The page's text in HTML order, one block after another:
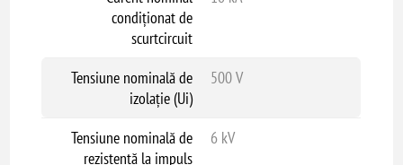
condiționat de
scurtcircuit
Tensiune nominală de
izolație (Ui)
500 V
Tensiune nominală de
rezistență la impuls
6 kV